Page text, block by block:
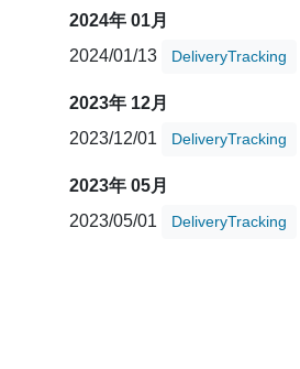
2024年 01月
2024/01/13
DeliveryTracking
2023年 12月
2023/12/01
DeliveryTracking
2023年 05月
2023/05/01
DeliveryTracking